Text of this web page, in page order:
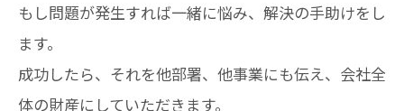
もし問題が発生すれば一緒に悩み、解決の手助けをし
ます。
成功したら、それを他部署、他事業にも伝え、会社全
体の財産にしていただきます。